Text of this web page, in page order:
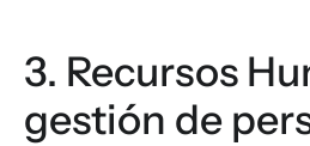
3. Recursos
gestión de